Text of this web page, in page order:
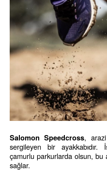
Salomon Speedcross, arazi
sergileyen bir
çamurlu parkurlarda olsun, bu
sağlar.